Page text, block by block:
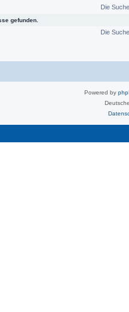
Die
gefunden.
Die
Powered by